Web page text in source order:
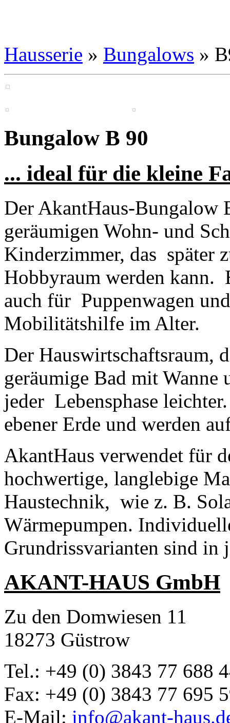
Hausserie » Bungalows »
Bungalow B 90
... ideal für die kleine
Der AkantHaus-Bungalow
geräumigen Wohn- und
Kinderzimmer, das später
Hobbyraum werden kann.
auch für Puppenwagen
Mobilitätshilfe im Alter.
Der Hauswirtschaftsraum,
geräumige Bad mit Wanne
jeder Lebensphase
ebener Erde und werden
AkantHaus verwendet für
hochwertige, langlebige
Haustechnik, wie z. B.
Wärmepumpen.
Grundrissvarianten sind in
AKANT-HAUS GmbH
Zu den Domwiesen 11
18273 Güstrow
Tel.: +49 (0) 3843 77 688
Fax: +49 (0) 3843 77 695
E-Mail: info@akant-